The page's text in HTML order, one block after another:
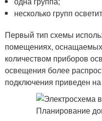
несколько групп
Первый тип схемы
помещениях,
количеством приборов
освещения более
подключения приведен на